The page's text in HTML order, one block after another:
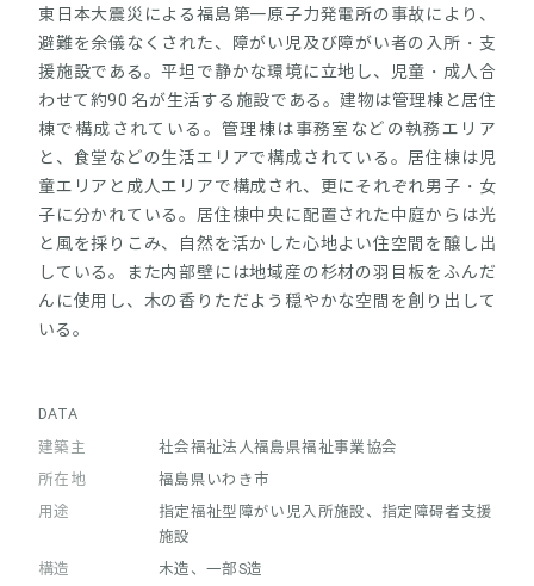
東日本大震災による福島第一原子力発電所の事故により、
避難を余儀なくされた、障がい児及び障がい者の入所・支
援施設である。平坦で静かな環境に立地し、児童・成人合
わせて約90 名が生活する施設である。建物は管理棟と居住
棟で構成されている。管理棟は事務室などの執務エリア
と、食堂などの生活エリアで構成されている。居住棟は児
童エリアと成人エリアで構成され、更にそれぞれ男子・女
子に分かれている。居住棟中央に配置された中庭からは光
と風を採りこみ、自然を活かした心地よい住空間を醸し出
している。また内部壁には地域産の杉材の羽目板をふんだ
んに使用し、木の香りただよう穏やかな空間を創り出して
いる。
DATA
建築主
社会福祉法人福島県福祉事業協会
所在地
福島県いわき市
用途
指定福祉型障がい児入所施設、指定障碍者支援
施設
構造
木造、一部S造